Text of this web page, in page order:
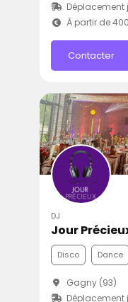
Déplacement
À partir de
Contacter
DJ
Jour
Disco Dance
Gagny (93)
Déplacement